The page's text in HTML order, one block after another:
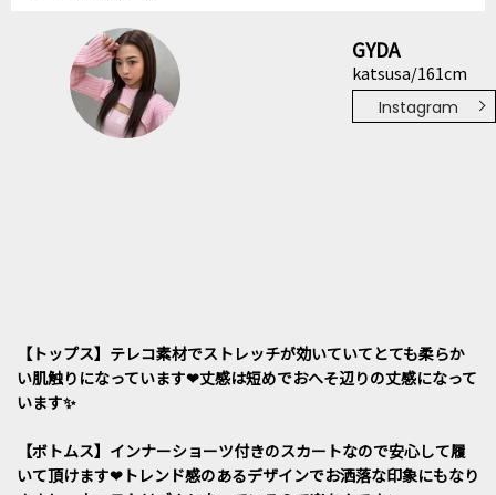
GYDA
katsusa/161cm
Instagram
【トップス】テレコ素材でストレッチが効いていてとても柔らか
い肌触りになっています❤︎丈感は短めでおへそ辺りの丈感になって
います✨
【ボトムス】インナーショーツ付きのスカートなので安心して履
いて頂けます❤︎トレンド感のあるデザインでお洒落な印象にもなり